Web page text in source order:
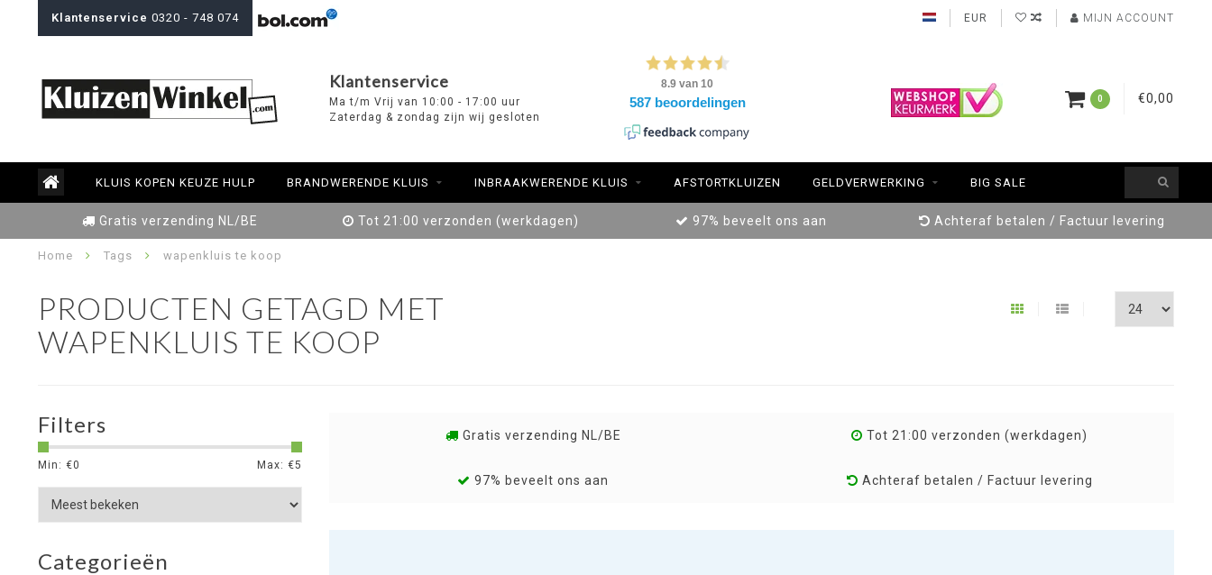
Klantenservice 0320 - 748 074 EUR MIJN ACCOUNT
Klantenservice
Ma t/m Vrij van 10:00 - 17:00 uur
Zaterdag & zondag zijn wij gesloten
0 €0,00
KLUIS KOPEN KEUZE HULP BRANDWERENDE KLUIS INBRAAKWERENDE KLUIS AFSTORTKLUIZEN GELDVERWERKING BIG SALE
Gratis verzending NL/BE Tot 21:00 verzonden (werkdagen) 97% beveelt ons aan Achteraf betalen / Factuur levering
Home Tags wapenkluis te koop
PRODUCTEN GETAGD MET
WAPENKLUIS TE KOOP
Filters
Min: €0 Max: €5
Categorieën
Gratis verzending NL/BE Tot 21:00 verzonden (werkdagen)
97% beveelt ons aan Achteraf betalen / Factuur levering